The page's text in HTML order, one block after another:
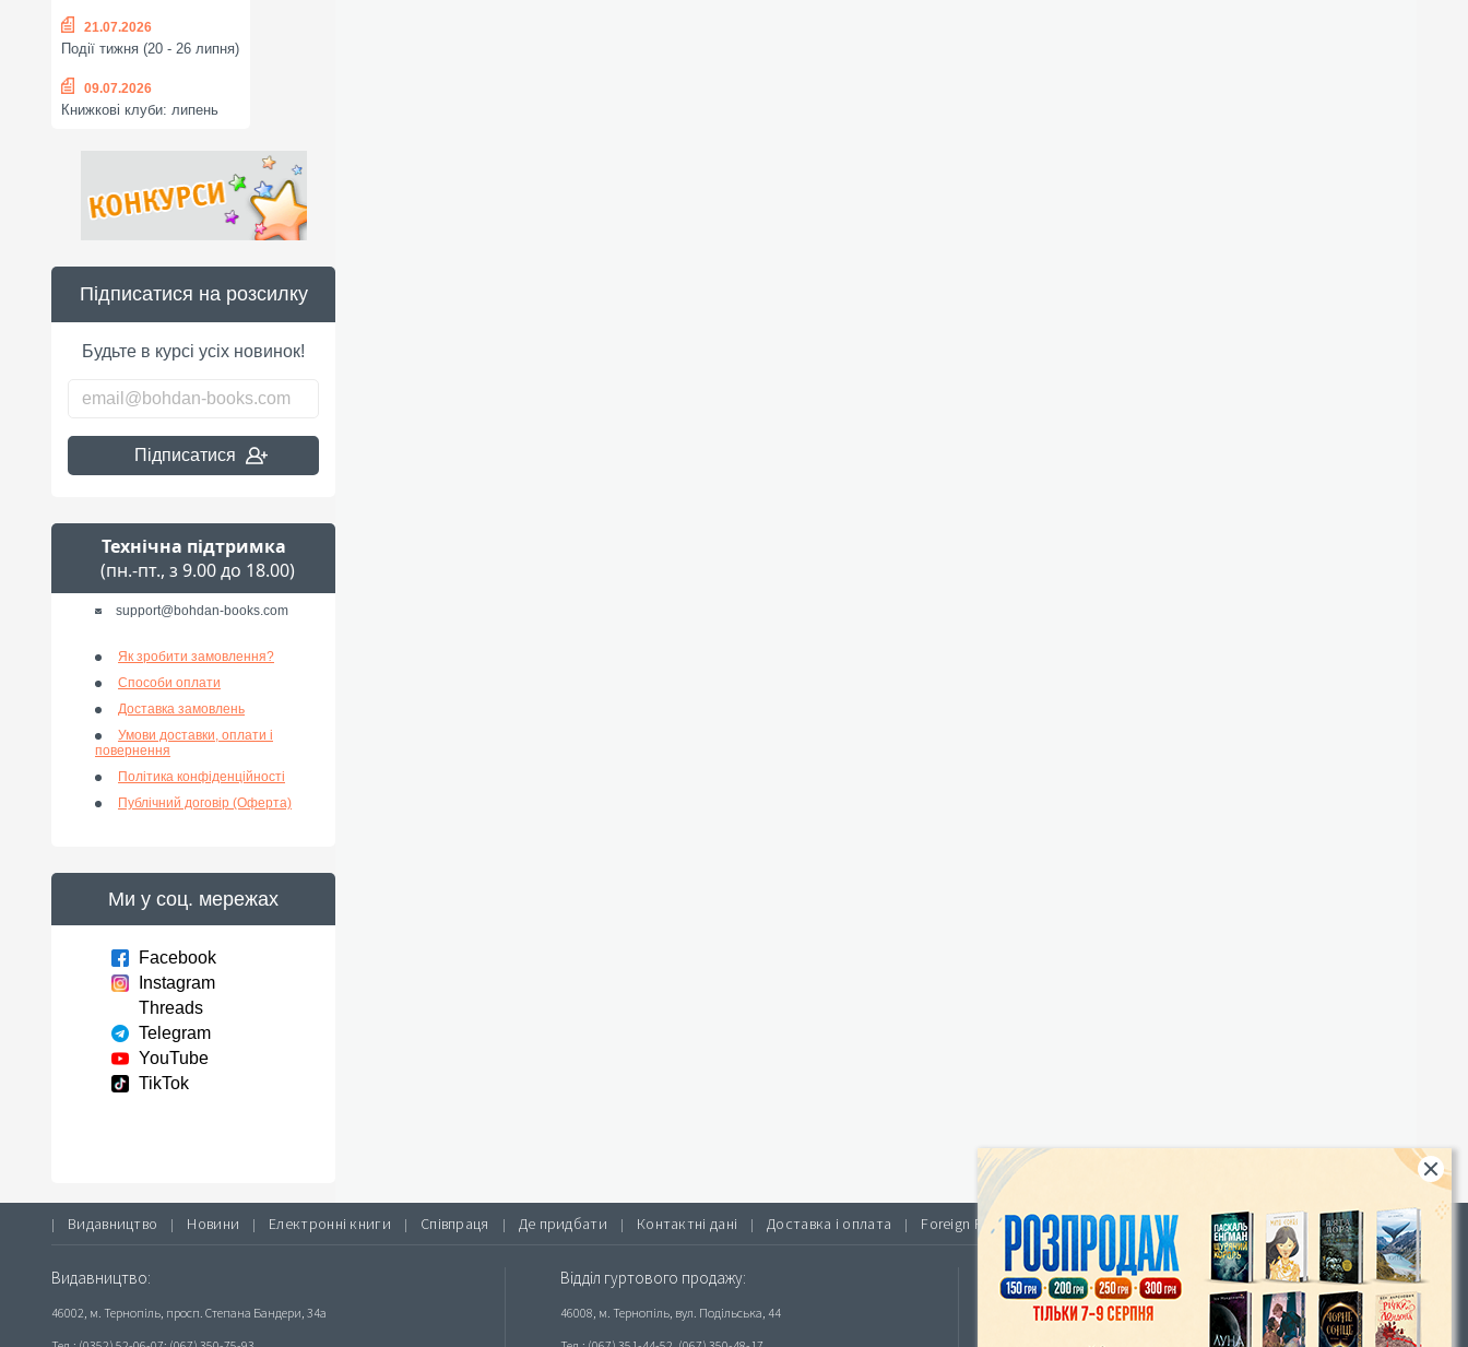
21.07.2026
Події тижня (20 - 26 липня)
09.07.2026
Книжкові клуби: липень
Підписатися на розсилку
Будьте в курсі усіх новинок!
Підписатися
Технічна підтримка
(пн.-пт., з 9.00 до 18.00)
support@bohdan-books.com
Як зробити замовлення?
Способи оплати
Доставка замовлень
Умови доставки, оплати і
повернення
Політика конфіденційності
Публічний договір (Оферта)
Ми у соц. мережах
Facebook
Instagram
Threads
Telegram
YouTube
TikTok
| Видавництво | Новини | Електронні книги | Співпраця | Де придбати | Контактні дані | Доставка і оплата | Foreign Rights |
Видавництво:
46002, м. Тернопіль, просп. Степана Бандери, 34а
Відділ гуртового продажу:
46008, м. Тернопіль, вул. Подільська, 44
Інтернет-магазин «Видавництво Богдан»:
46018, м. Тернопіль, А/С 529